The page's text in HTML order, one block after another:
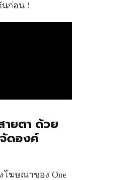
นก่อน !
ายตา ด้วย
ดองค์
โฆษณาของ One